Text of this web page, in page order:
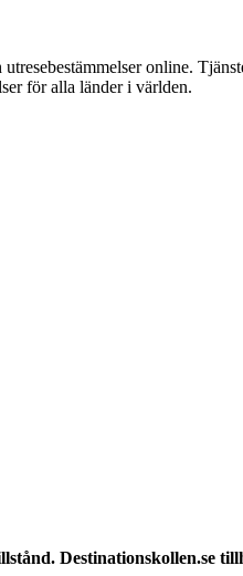
online.
för alla länder i världen.
Destinationskollen.se